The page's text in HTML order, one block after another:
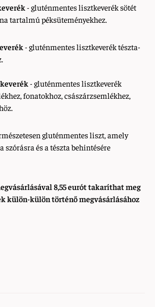
- gluténmentes lisztkeverék sötét
tartalmú péksüteményekhez.
- gluténmentes lisztkeverék tészta-
- gluténmentes lisztkeverék
fonatokhoz, császárzsemlékhez,
gluténmentes liszt, amely
és a tészta behintésére
8,55 eurót takaríthat meg
külön-külön történő megvásárlásához